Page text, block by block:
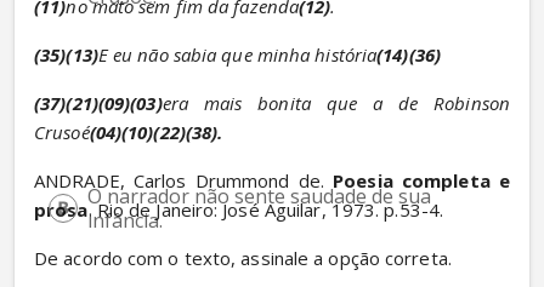
(11)no mato sem fim da fazenda(12).
(35)(13)E eu não sabia que minha história(14)(36)
(37)(21)(09)(03)era mais bonita que a de Robinson
Crusoé(04)(10)(22)(38).
ANDRADE, Carlos Drummond de. Poesia completa e
prosa. Rio de Janeiro: José Aguilar, 1973. p.53-4.
De acordo com o texto, assinale a opção correta.
O narrador não sente saudade de sua
infância.